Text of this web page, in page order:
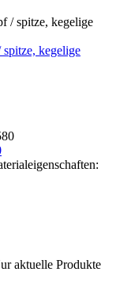
kegelige
aktuelle Produkte